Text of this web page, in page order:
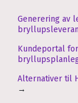
Generering av
Kundeportal for
Alternativer til
→